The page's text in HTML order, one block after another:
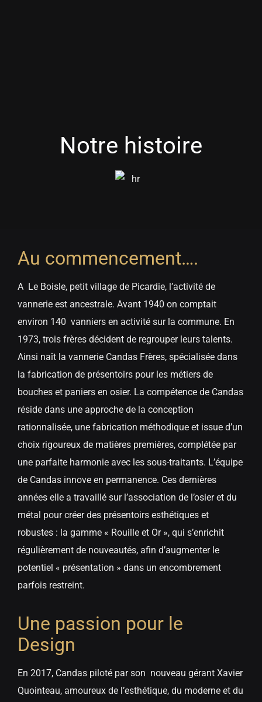
Notre histoire
Au commencement….
A Le Boisle, petit village de Picardie, l’activité de
vannerie est ancestrale. Avant 1940 on comptait
environ 140 vanniers en activité sur la commune. En
1973, trois frères décident de regrouper leurs talents.
Ainsi naît la vannerie Candas Frères, spécialisée dans
la fabrication de présentoirs pour les métiers de
bouches et paniers en osier. La compétence de Candas
réside dans une approche de la conception
rationnalisée, une fabrication méthodique et issue d’un
choix rigoureux de matières premières, complétée par
une parfaite harmonie avec les sous-traitants. L’équipe
de Candas innove en permanence. Ces dernières
années elle a travaillé sur l’association de l’osier et du
métal pour créer des présentoirs esthétiques et
robustes : la gamme « Rouille et Or », qui s’enrichit
régulièrement de nouveautés, afin d’augmenter le
potentiel « présentation » dans un encombrement
parfois restreint.
Une passion pour le
Design
En 2017, Candas piloté par son nouveau gérant Xavier
Quointeau, amoureux de l’esthétique, du moderne et du